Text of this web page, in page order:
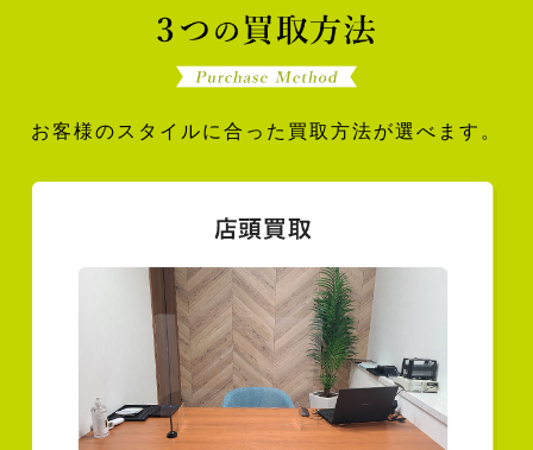
お客様のスタイルに合った買取方法が選べます。